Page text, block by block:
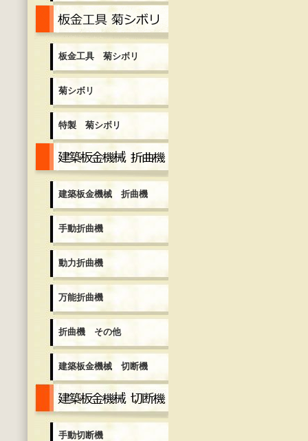
板金工具 菊シボリ
菊シボリ
特製 菊シボリ
建築板金機械 折曲機
手動折曲機
動力折曲機
万能折曲機
折曲機 その他
建築板金機械 切断機
手動切断機